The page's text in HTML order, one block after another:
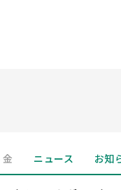
ニュース お知